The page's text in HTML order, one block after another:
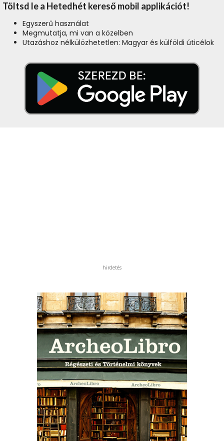
Töltsd le a Hetedhét kereső mobil applikációt!
Egyszerű használat
Megmutatja, mi van a közelben
Utazáshoz nélkülözhetetlen: Magyar és külföldi úticélok
hirdetés